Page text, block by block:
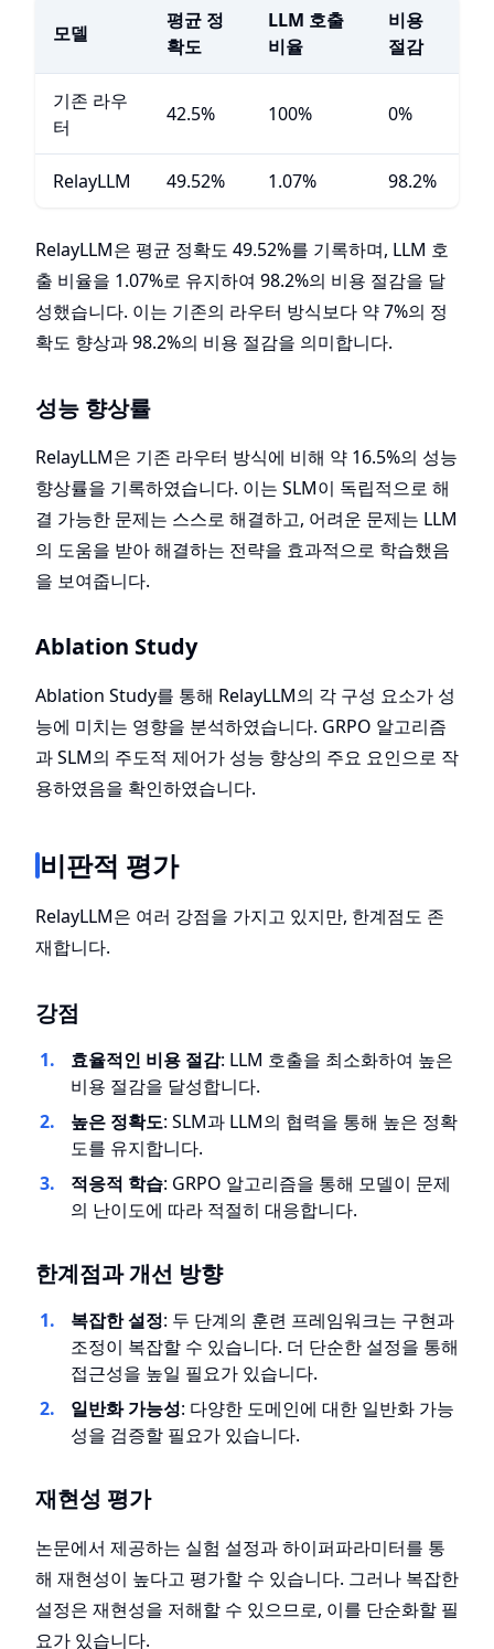
모델
평균 정
확도
LLM 호출
비율
비용
절감
기존 라우
터
42.5% 100% 0%
RelayLLM 49.52% 1.07% 98.2%
RelayLLM은 평균 정확도 49.52%를 기록하며, LLM 호
출 비율을 1.07%로 유지하여 98.2%의 비용 절감을 달
성했습니다. 이는 기존의 라우터 방식보다 약 7%의 정
확도 향상과 98.2%의 비용 절감을 의미합니다.
성능 향상률
RelayLLM은 기존 라우터 방식에 비해 약 16.5%의 성능
향상률을 기록하였습니다. 이는 SLM이 독립적으로 해
결 가능한 문제는 스스로 해결하고, 어려운 문제는 LLM
의 도움을 받아 해결하는 전략을 효과적으로 학습했음
을 보여줍니다.
Ablation Study
Ablation Study를 통해 RelayLLM의 각 구성 요소가 성
능에 미치는 영향을 분석하였습니다. GRPO 알고리즘
과 SLM의 주도적 제어가 성능 향상의 주요 요인으로 작
용하였음을 확인하였습니다.
비판적 평가
RelayLLM은 여러 강점을 가지고 있지만, 한계점도 존
재합니다.
강점
효율적인 비용 절감: LLM 호출을 최소화하여 높은
비용 절감을 달성합니다.
높은 정확도: SLM과 LLM의 협력을 통해 높은 정확
도를 유지합니다.
적응적 학습: GRPO 알고리즘을 통해 모델이 문제
의 난이도에 따라 적절히 대응합니다.
한계점과 개선 방향
복잡한 설정: 두 단계의 훈련 프레임워크는 구현과
조정이 복잡할 수 있습니다. 더 단순한 설정을 통해
접근성을 높일 필요가 있습니다.
일반화 가능성: 다양한 도메인에 대한 일반화 가능
성을 검증할 필요가 있습니다.
재현성 평가
논문에서 제공하는 실험 설정과 하이퍼파라미터를 통
해 재현성이 높다고 평가할 수 있습니다. 그러나 복잡한
설정은 재현성을 저해할 수 있으므로, 이를 단순화할 필
요가 있습니다.